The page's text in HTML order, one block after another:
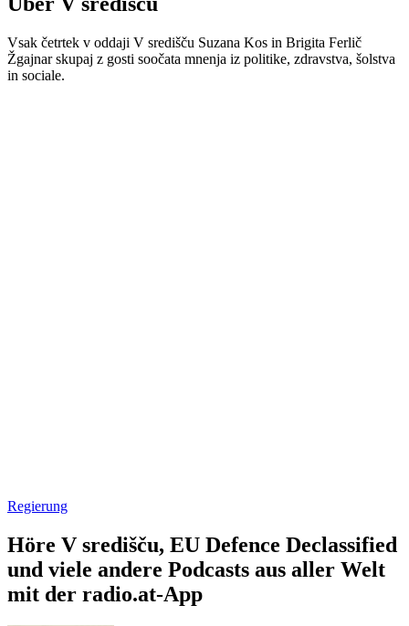
Vsak četrtek v oddaji V središču Suzana Kos in Brigita Ferlič
Žgajnar skupaj z gosti soočata mnenja iz politike, zdravstva, šolstva
in sociale.
Regierung
Höre V središču, EU Defence Declassified
und viele andere Podcasts aus aller Welt
mit der radio.at-App